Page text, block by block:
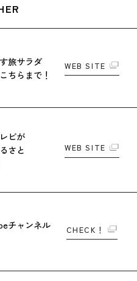
旅サラダ
ちらまで！
WEB SITE
ビが
さと
WEB SITE
チャンネル
CHECK！